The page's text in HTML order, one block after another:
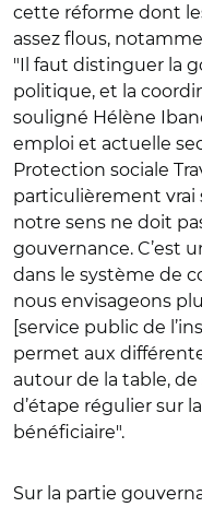
cette réforme dont
assez flous,
"Il faut distinguer la
politique, et la
souligné Hélène
emploi et actuelle
Protection sociale
particulièrement vrai
notre sens ne doit
gouvernance. C’est
dans le système de
nous envisageons
[service public de
permet aux
autour de la table,
d’étape régulier sur
bénéficiaire".
Sur la partie